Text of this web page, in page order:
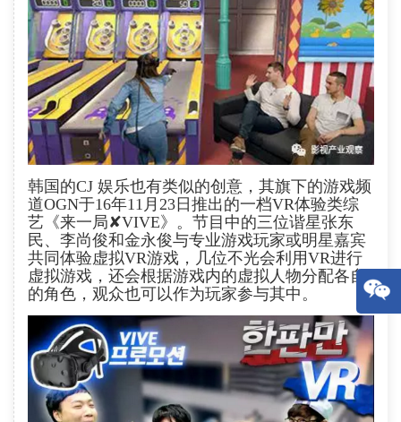
韩国的CJ 娱乐也有类似的创意，其旗下的游戏频
道OGN于16年11月23日推出的一档VR体验类综
艺《来一局✘VIVE》。节目中的三位谐星张东
民、李尚俊和金永俊与专业游戏玩家或明星嘉宾
共同体验虚拟VR游戏，几位不光会利用VR进行
虚拟游戏，还会根据游戏内的虚拟人物分配各自
的角色，观众也可以作为玩家参与其中。
X